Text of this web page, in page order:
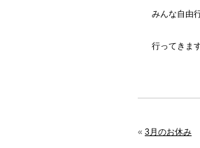
みんな自由
行ってきま
« 3月のお休み